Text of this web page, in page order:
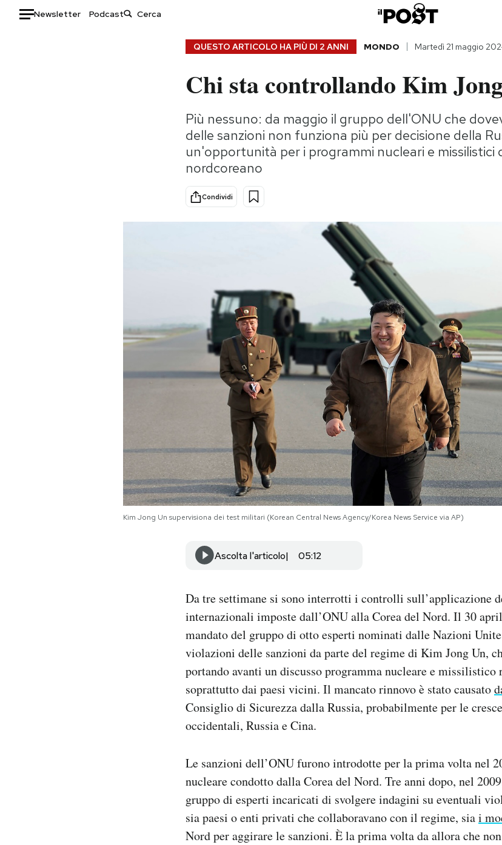
Newsletter Podcast
Consumismi
Storie/Idee
Ok Boomer!
Altrecose
AREA PERSONALE
QUESTO ARTICOLO HA PIÙ DI 2 ANNI MONDO Martedì 21 maggio
Chi sta controllando Kim
Più nessuno: da maggio il gruppo dell'ONU che
delle sanzioni non funziona più per decisione della
un'opportunità per i programmi nucleari e missilistici
nordcoreano
Condividi
Kim Jong Un supervisiona dei test militari (Korean Central News Agency/Korea News Service via AP)
Ascolta l'articolo 05:12
Da tre settimane si sono interrotti i controlli sull’applicazione
internazionali imposte dall’ONU alla Corea del Nord. Il 30
mandato del gruppo di otto esperti nominati dalle Nazioni
violazioni delle sanzioni da parte del regime di Kim Jong Un,
portando avanti un discusso programma nucleare e
soprattutto dai paesi vicini. Il mancato rinnovo è stato causato
Consiglio di Sicurezza dalla Russia, probabilmente per le
occidentali, Russia e Cina.
Le sanzioni dell’ONU furono introdotte per la prima volta nel
nucleare condotto dalla Corea del Nord. Tre anni dopo, nel
gruppo di esperti incaricati di svolgere indagini su eventuali
sia paesi o enti privati che collaboravano con il regime, siai
Nord per aggirare le sanzioni. È la prima volta da allora che